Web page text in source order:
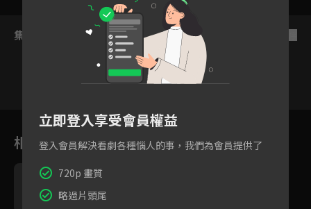
集數列表
3 4 5
相關花絮
立即登入享受會員權益
登入會員解決看劇各種惱人的事，我們為會員提供了
720p 畫質
略過片頭尾